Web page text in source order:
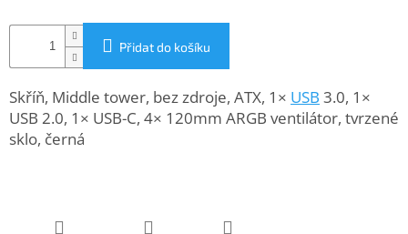
Gaming
Telefony
a
tablety
Přidat do košíku
Skříň, Middle tower, bez zdroje, ATX, 1× USB 3.0, 1×
USB 2.0, 1× USB-C, 4× 120mm ARGB ventilátor, tvrzené
sklo, černá